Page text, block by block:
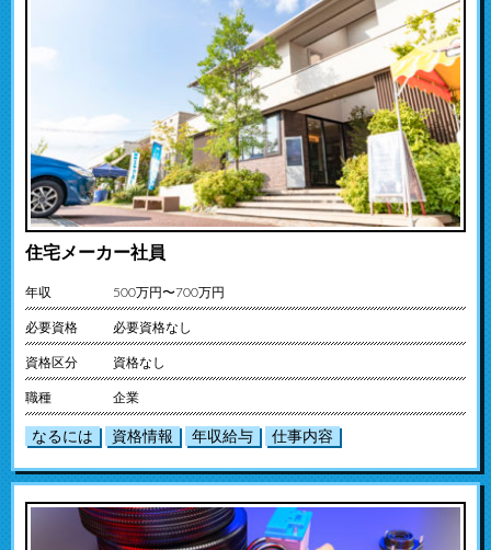
住宅メーカー社員
年収 500万円〜700万円
必要資格 必要資格なし
資格区分 資格なし
職種 企業
なるには 資格情報 年収給与 仕事内容